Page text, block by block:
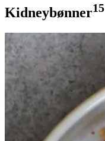
Kidneybønner15